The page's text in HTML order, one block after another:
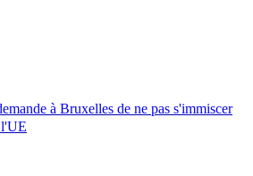
à Bruxelles de ne pas s'immiscer
l'UE